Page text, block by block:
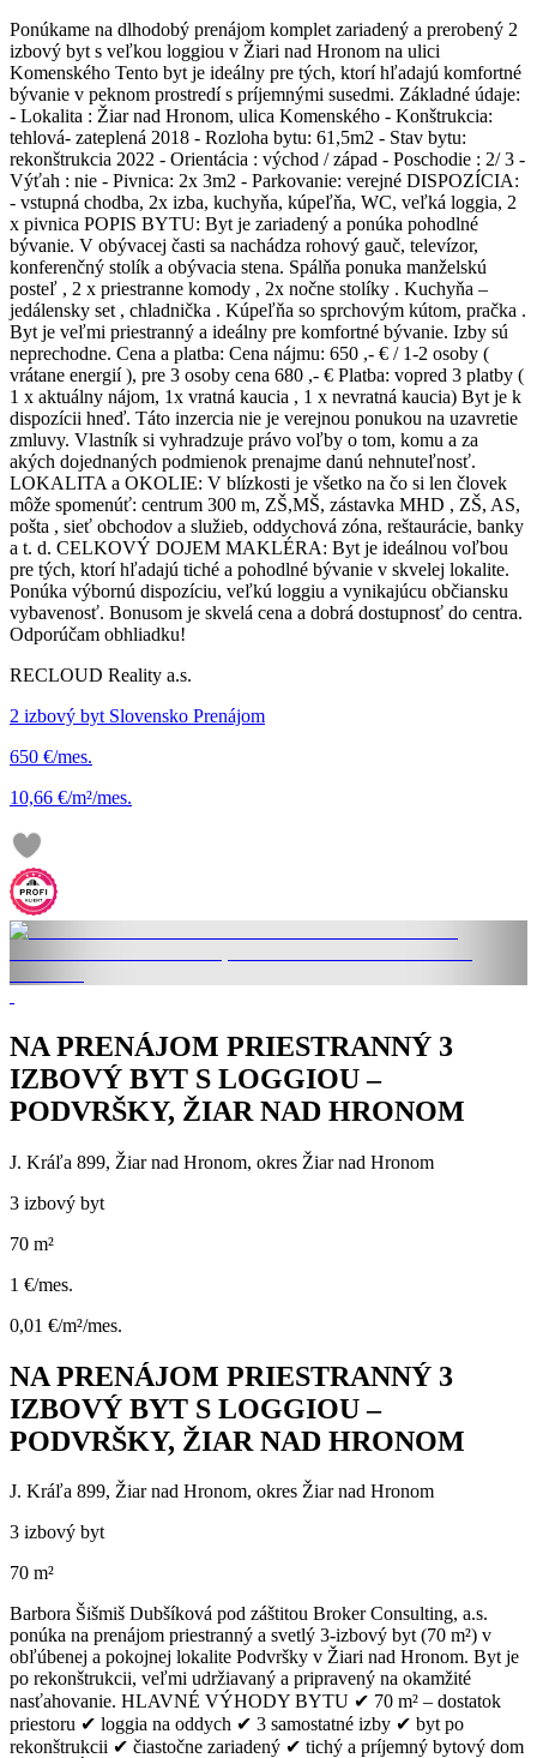
Ponúkame na dlhodobý prenájom komplet zariadený a prerobený 2
izbový byt s veľkou loggiou v Žiari nad Hronom na ulici
Komenského Tento byt je ideálny pre tých, ktorí hľadajú komfortné
bývanie v peknom prostredí s príjemnými susedmi. Základné údaje:
- Lokalita : Žiar nad Hronom, ulica Komenského - Konštrukcia:
tehlová- zateplená 2018 - Rozloha bytu: 61,5m2 - Stav bytu:
rekonštrukcia 2022 - Orientácia : východ / západ - Poschodie : 2/ 3 -
Výťah : nie - Pivnica: 2x 3m2 - Parkovanie: verejné DISPOZÍCIA:
- vstupná chodba, 2x izba, kuchyňa, kúpeľňa, WC, veľká loggia, 2
x pivnica POPIS BYTU: Byt je zariadený a ponúka pohodlné
bývanie. V obývacej časti sa nachádza rohový gauč, televízor,
konferenčný stolík a obývacia stena. Spálňa ponuka manželskú
posteľ , 2 x priestranne komody , 2x nočne stolíky . Kuchyňa –
jedálensky set , chladnička . Kúpeľňa so sprchovým kútom, pračka .
Byt je veľmi priestranný a ideálny pre komfortné bývanie. Izby sú
neprechodne. Cena a platba: Cena nájmu: 650 ,- € / 1-2 osoby (
vrátane energií ), pre 3 osoby cena 680 ,- € Platba: vopred 3 platby (
1 x aktuálny nájom, 1x vratná kaucia , 1 x nevratná kaucia) Byt je k
dispozícii hneď. Táto inzercia nie je verejnou ponukou na uzavretie
zmluvy. Vlastník si vyhradzuje právo voľby o tom, komu a za
akých dojednaných podmienok prenajme danú nehnuteľnosť.
LOKALITA a OKOLIE: V blízkosti je všetko na čo si len človek
môže spomenúť: centrum 300 m, ZŠ,MŠ, zástavka MHD , ZŠ, AS,
pošta , sieť obchodov a služieb, oddychová zóna, reštaurácie, banky
a t. d. CELKOVÝ DOJEM MAKLÉRA: Byt je ideálnou voľbou
pre tých, ktorí hľadajú tiché a pohodlné bývanie v skvelej lokalite.
Ponúka výbornú dispozíciu, veľkú loggiu a vynikajúcu občiansku
vybavenosť. Bonusom je skvelá cena a dobrá dostupnosť do centra.
Odporúčam obhliadku!
RECLOUD Reality a.s.
2 izbový byt Slovensko Prenájom
650 €/mes.
10,66 €/m²/mes.
NA PRENÁJOM PRIESTRANNÝ 3
IZBOVÝ BYT S LOGGIOU –
PODVRŠKY, ŽIAR NAD HRONOM
J. Kráľa 899, Žiar nad Hronom, okres Žiar nad Hronom
3 izbový byt
70 m²
1 €/mes.
0,01 €/m²/mes.
NA PRENÁJOM PRIESTRANNÝ 3
IZBOVÝ BYT S LOGGIOU –
PODVRŠKY, ŽIAR NAD HRONOM
J. Kráľa 899, Žiar nad Hronom, okres Žiar nad Hronom
3 izbový byt
70 m²
Barbora Šišmiš Dubšíková pod záštitou Broker Consulting, a.s.
ponúka na prenájom priestranný a svetlý 3-izbový byt (70 m²) v
obľúbenej a pokojnej lokalite Podvršky v Žiari nad Hronom. Byt je
po rekonštrukcii, veľmi udržiavaný a pripravený na okamžité
nasťahovanie. HLAVNÉ VÝHODY BYTU ✔ 70 m² – dostatok
priestoru ✔ loggia na oddych ✔ 3 samostatné izby ✔ byt po
rekonštrukcii ✔ čiastočne zariadený ✔ tichý a príjemný bytový dom